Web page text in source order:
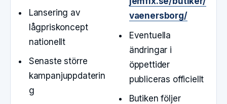
Lansering av
lågpriskoncept
nationellt
Senaste större
kampanjuppdaterin
g
vaenersborg/
Eventuella
ändringar i
öppettider
publiceras officiellt
Butiken följer